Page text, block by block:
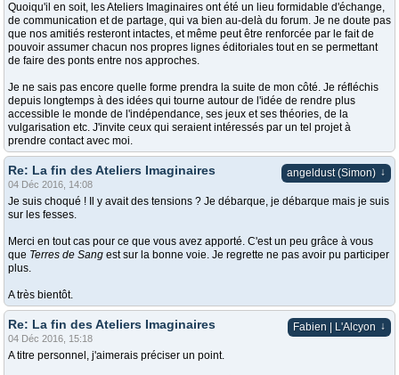
Quoiqu'il en soit, les Ateliers Imaginaires ont été un lieu formidable d'échange,
de communication et de partage, qui va bien au-delà du forum. Je ne doute pas
que nos amitiés resteront intactes, et même peut être renforcée par le fait de
pouvoir assumer chacun nos propres lignes éditoriales tout en se permettant
de faire des ponts entre nos approches.
Je ne sais pas encore quelle forme prendra la suite de mon côté. Je réfléchis
depuis longtemps à des idées qui tourne autour de l'idée de rendre plus
accessible le monde de l'indépendance, ses jeux et ses théories, de la
vulgarisation etc. J'invite ceux qui seraient intéressés par un tel projet à
prendre contact avec moi.
angeldust (Simon) ↓
Re: La fin des Ateliers Imaginaires
04 Déc 2016, 14:08
Je suis choqué ! Il y avait des tensions ? Je débarque, je débarque mais je suis
sur les fesses.
Merci en tout cas pour ce que vous avez apporté. C'est un peu grâce à vous
que Terres de Sang est sur la bonne voie. Je regrette ne pas avoir pu participer
plus.
A très bientôt.
Fabien | L'Alcyon ↓
Re: La fin des Ateliers Imaginaires
04 Déc 2016, 15:18
A titre personnel, j'aimerais préciser un point.